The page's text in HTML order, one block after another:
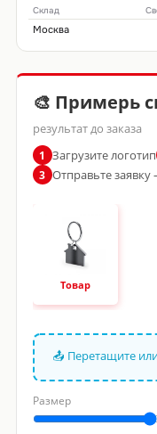
Склад
Москва
🎨 Примерь
результат до заказа
1 Загрузите логотип
3 Отправьте
Товар
📤 Перетащите
Размер